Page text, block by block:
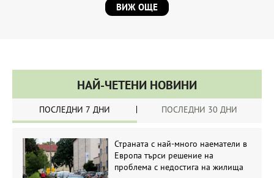
ВИЖ ОЩЕ
НАЙ-ЧЕТЕНИ НОВИНИ
ПОСЛЕДНИ 7 ДНИ ПОСЛЕДНИ 30 ДНИ
Страната с най-много наематели в
Европа търси решение на
проблема с недостига на жилища